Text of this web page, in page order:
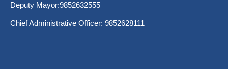
Deputy Mayor:9852632555
Chief Administrative Officer: 9852628111